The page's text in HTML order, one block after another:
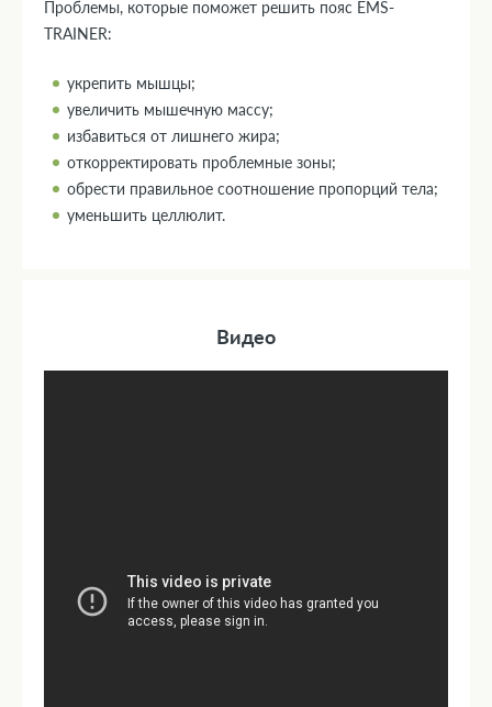
Проблемы, которые поможет решить пояс EMS-
TRAINER:
укрепить мышцы;
увеличить мышечную массу;
избавиться от лишнего жира;
откорректировать проблемные зоны;
обрести правильное соотношение пропорций тела;
уменьшить целлюлит.
Видео